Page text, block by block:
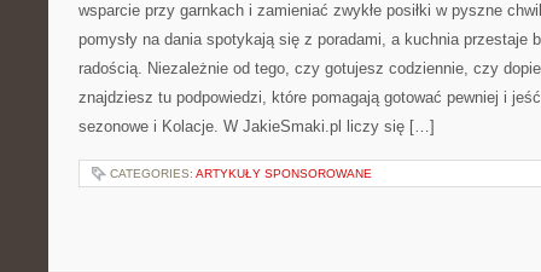
wsparcie przy garnkach i zamieniać zwykłe posiłki w pyszne
pomysły na dania spotykają się z poradami, a kuchnia przestaje
radością. Niezależnie od tego, czy gotujesz codziennie, czy
znajdziesz tu podpowiedzi, które pomagają gotować pewniej i
sezonowe i Kolacje. W JakieSmaki.pl liczy się […]
CATEGORIES: ARTYKUŁY SPONSOROWANE